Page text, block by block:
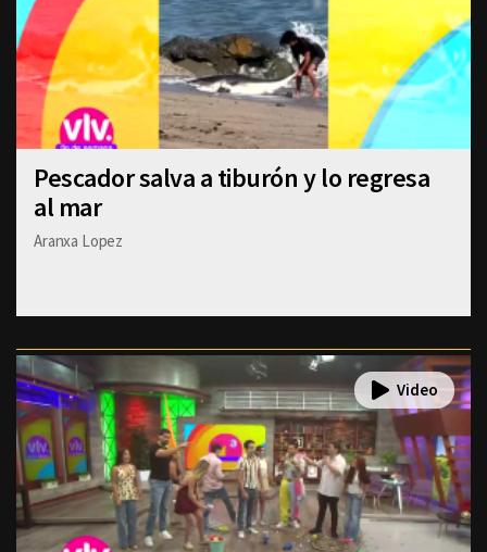
Pescador salva a tiburón y lo regresa
al mar
Aranxa Lopez